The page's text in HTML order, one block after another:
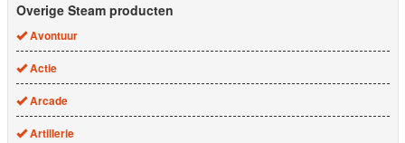
Overige Steam producten
Avontuur
Actie
Arcade
Artillerie